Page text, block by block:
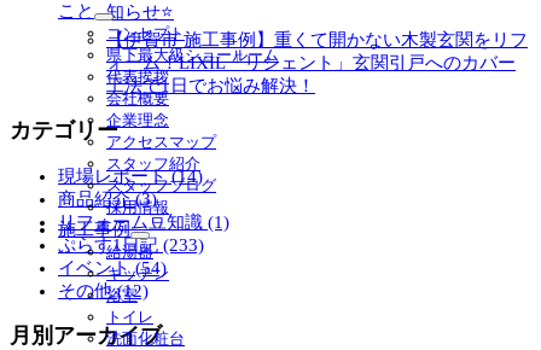
こと
サ
ブ
メ
ニ
ュ
ー
を
展
開
コンセプト
県下最大級ショールーム
代表挨拶
会社概要
企業理念
アクセスマップ
スタッフ紹介
スタッフブログ
採用情報
施工事例
サ
ブ
メ
ニ
ュ
給湯器
キッチン
浴室
トイレ
洗面化粧台
知らせ⭐
【伊賀市 施工事例】重くて開かない木製玄関をリフ
ォーム！LIXIL「リシェント」玄関引戸へのカバー
工法で1日でお悩み解決！
カテゴリー
現場レポート (14)
商品紹介 (3)
リフォーム豆知識 (1)
ぷらす1日記 (233)
イベント (54)
その他 (12)
月別アーカイブ